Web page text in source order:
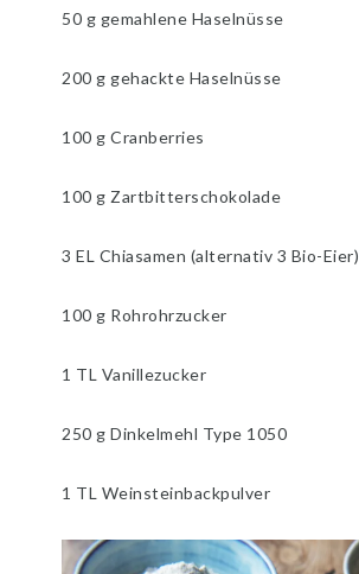
50 g gemahlene Haselnüsse
200 g gehackte Haselnüsse
100 g Cranberries
100 g Zartbitterschokolade
3 EL Chiasamen (alternativ 3 Bio-Eier)
100 g Rohrohrzucker
1 TL Vanillezucker
250 g Dinkelmehl Type 1050
1 TL Weinsteinbackpulver